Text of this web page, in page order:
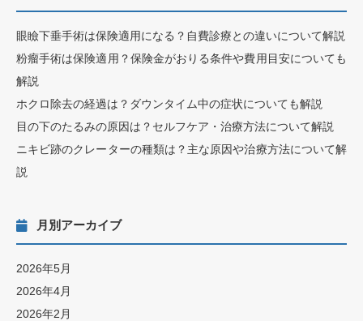
眼瞼下垂手術は保険適用になる？自費診療との違いについて解説
粉瘤手術は保険適用？保険金がおりる条件や費用目安についても
解説
ホクロ除去の経過は？ダウンタイム中の症状についても解説
目の下のたるみの原因は？セルフケア・治療方法について解説
ニキビ跡のクレーターの種類は？主な原因や治療方法について解
説
月別アーカイブ
2026年5月
2026年4月
2026年2月